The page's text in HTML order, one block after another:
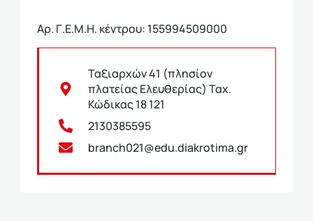
Αρ. Γ.Ε.Μ.Η. κέντρου: 155994509000
Ταξιαρχών 41 (πλησίον
πλατείας Ελευθερίας) Ταχ.
Κώδικας 18 121
2130385595
branch021@edu.diakrotima.gr